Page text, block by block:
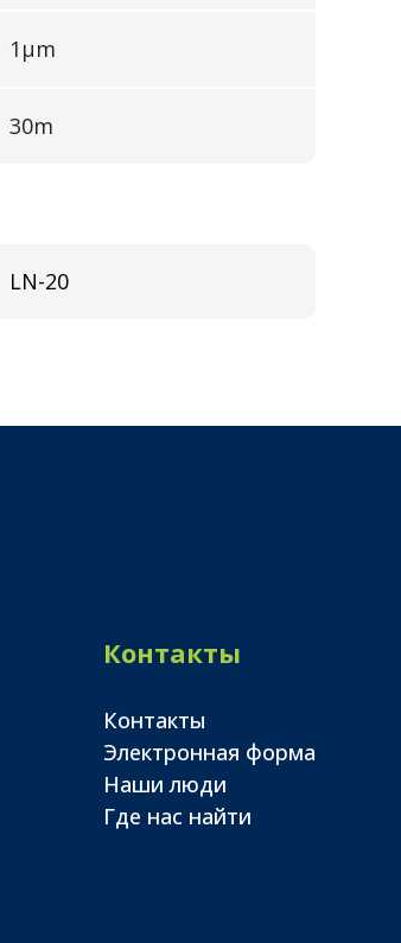
1µm
30m
LN-20
Контакты
Контакты
Электронная форма
Наши люди
Где нас найти